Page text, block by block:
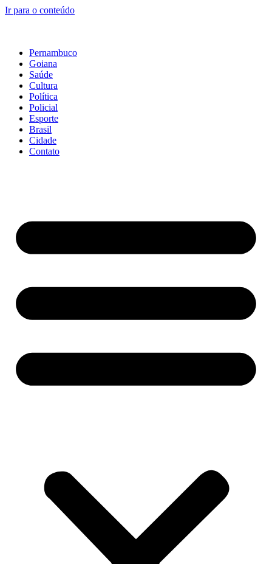
Ir para o conteúdo
Pernambuco
Goiana
Saúde
Cultura
Política
Policial
Esporte
Brasil
Cidade
Contato